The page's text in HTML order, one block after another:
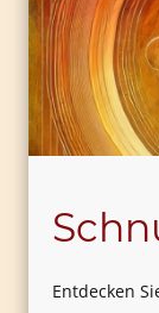
Entdecken